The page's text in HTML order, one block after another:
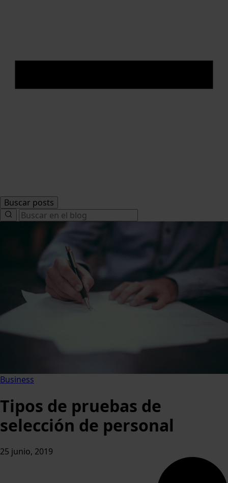
Buscar posts
Search
for:
Business
Tipos de pruebas de
selección de personal
25 junio, 2019